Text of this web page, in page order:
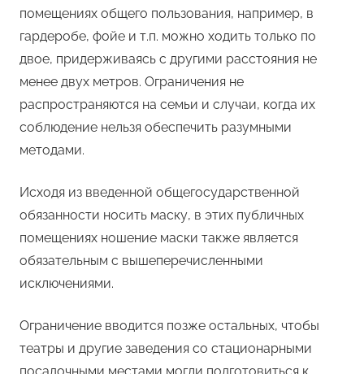
помещениях общего пользования, например, в
гардеробе, фойе и т.п. можно ходить только по
двое, придерживаясь с другими расстояния не
менее двух метров. Ограничения не
распространяются на семьи и случаи, когда их
соблюдение нельзя обеспечить разумными
методами.
Исходя из введенной общегосударственной
обязанности носить маску, в этих публичных
помещениях ношение маски также является
обязательным с вышеперечисленными
исключениями.
Ограничение вводится позже остальных, чтобы
театры и другие заведения со стационарными
посадочными местами могли подготовиться к